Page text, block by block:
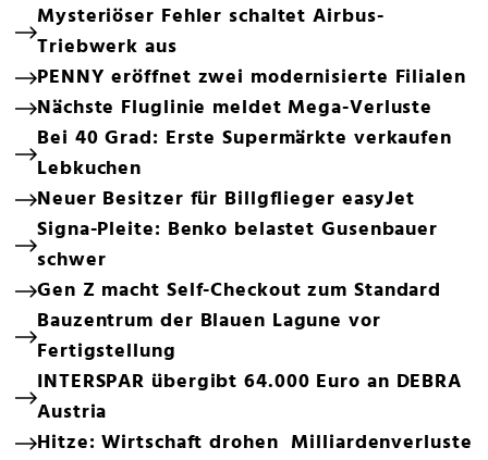
Mysteriöser Fehler schaltet Airbus-
Triebwerk aus
PENNY eröffnet zwei modernisierte Filialen
Nächste Fluglinie meldet Mega-Verluste
Bei 40 Grad: Erste Supermärkte verkaufen
Lebkuchen
Neuer Besitzer für Billgflieger easyJet
Signa-Pleite: Benko belastet Gusenbauer
schwer
Gen Z macht Self-Checkout zum Standard
Bauzentrum der Blauen Lagune vor
Fertigstellung
INTERSPAR übergibt 64.000 Euro an DEBRA
Austria
Hitze: Wirtschaft drohen Milliardenverluste